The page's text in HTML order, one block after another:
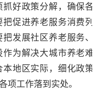
好政策分解，确保各
促进养老服务消费列
发展社区养老服务、
为解决大城市养老难
地区实际，细化政策
项工作落到实处。